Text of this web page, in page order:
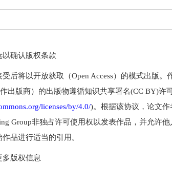
确认版权条款
后将以开放获取（Open Access）的模式出版。
出版商）的出版物遵循知识共享署名(CC BY)许
licenses/by/4.0/)。根据该协议，论文
Group非独占许可使用权以发表作品，并允许
品进行适当的引用。
多版权信息